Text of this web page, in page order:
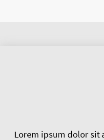
Lorem ipsum dolor sit